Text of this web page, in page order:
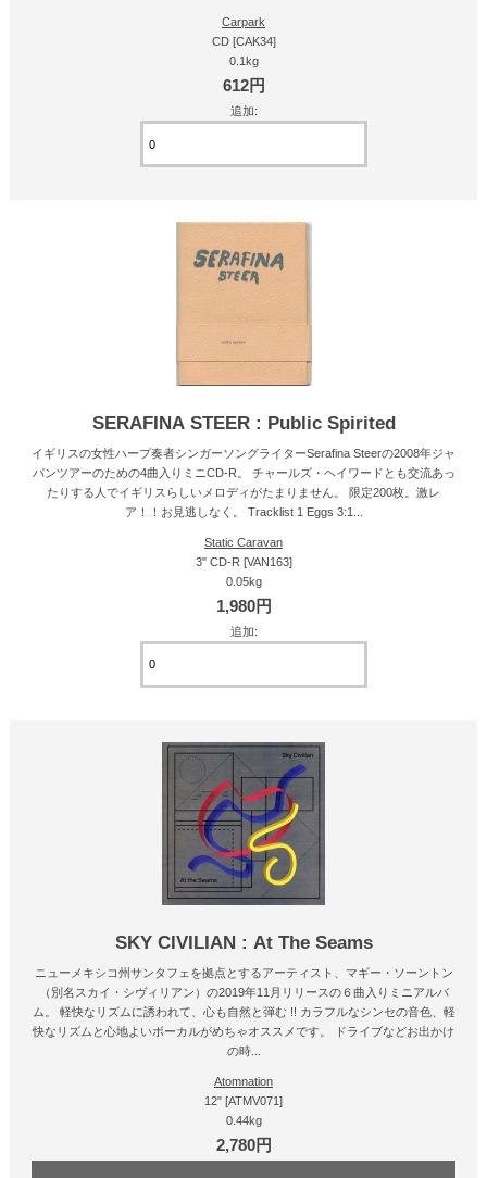
Carpark
CD [CAK34]
0.1kg
612円
追加:
SERAFINA STEER : Public Spirited
イギリスの女性ハープ奏者シンガーソングライターSerafina Steerの2008年ジャ
パンツアーのための4曲入りミニCD-R。 チャールズ・ヘイワードとも交流あっ
たりする人でイギリスらしいメロディがたまりません。 限定200枚。激レ
ア！！お見逃しなく。 Tracklist 1 Eggs 3:1...
Static Caravan
3" CD-R [VAN163]
0.05kg
1,980円
追加:
SKY CIVILIAN : At The Seams
ニューメキシコ州サンタフェを拠点とするアーティスト、マギー・ソーントン
（別名スカイ・シヴィリアン）の2019年11月リリースの６曲入りミニアルバ
ム。 軽快なリズムに誘われて、心も自然と弾む !! カラフルなシンセの音色、軽
快なリズムと心地よいボーカルがめちゃオススメです。 ドライブなどお出かけ
の時...
Atomnation
12" [ATMV071]
0.44kg
2,780円